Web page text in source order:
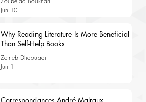
Jun 10
Why Reading Literature Is More Beneficial
Than Self-Help Books
Zeineb Dhaouadi
Jun 1